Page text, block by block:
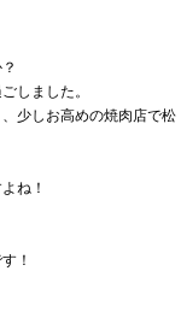
しました。
少しお高めの焼肉店で松
ね！
！